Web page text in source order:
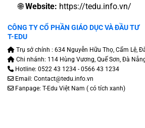
🌐Website: https://tedu.info.vn/
CÔNG TY CỔ PHẦN GIÁO DỤC VÀ ĐẦU TƯ
T-EDU
Trụ sở chính : 634 Nguyễn Hữu Thọ, Cẩm Lệ,
Chi nhánh: 114 Hùng Vương, Quế Sơn, Đà
Hotline: 0522 43 1234 - 0566 43 1234
Email: Contact@tedu.info.vn
Fanpage: T-Edu Việt Nam ( có tích xanh)